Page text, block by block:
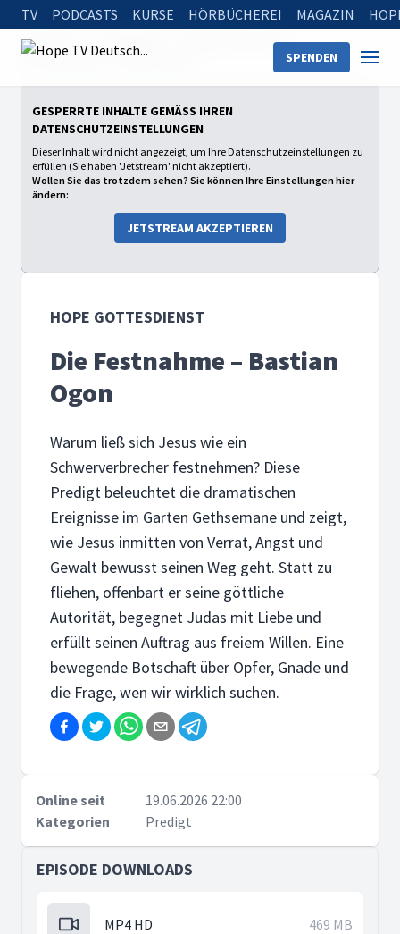
TV PODCASTS KURSE HÖRBÜCHEREI MAGAZIN
SPENDEN
Startseite
Hope Gottesdienst
Die Festnahme – Bastian Ogon
GESPERRTE INHALTE GEMÄSS IHREN D
ATENSCHUTZEINSTELLUNGEN
Dieser Inhalt wird nicht angezeigt, um Ihre Datenschutzeinstellungen zu
erfüllen (Sie haben 'Jetstream' nicht akzeptiert).
Wollen Sie das trotzdem sehen? Sie können Ihre Einstellungen hier
ändern:
JETSTREAM AKZEPTIEREN
HOPE GOTTESDIENST
Die Festnahme – Bastian
Ogon
Warum ließ sich Jesus wie ein
Schwerverbrecher festnehmen? Diese
Predigt beleuchtet die dramatischen
Ereignisse im Garten Gethsemane und zeigt,
wie Jesus inmitten von Verrat, Angst und
Gewalt bewusst seinen Weg geht. Statt zu
fliehen, offenbart er seine göttliche
Autorität, begegnet Judas mit Liebe und
erfüllt seinen Auftrag aus freiem Willen. Eine
bewegende Botschaft über Opfer, Gnade und
die Frage, wen wir wirklich suchen.
Online seit
19.06.2026 22:00
Kategorien
Predigt
EPISODE DOWNLOADS
MP4 HD 469 MB